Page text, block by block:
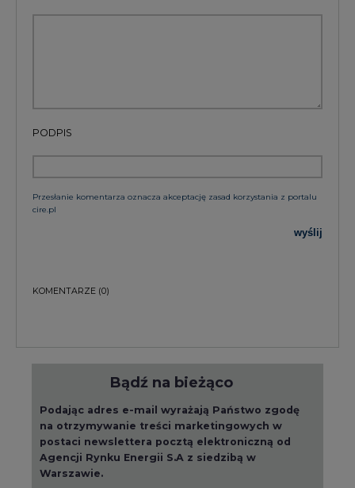
PODPIS
Przesłanie komentarza oznacza akceptację zasad korzystania z portalu
cire.pl
wyślij
KOMENTARZE (0)
Bądź na bieżąco
Podając adres e-mail wyrażają Państwo zgodę
na otrzymywanie treści marketingowych w
postaci newslettera pocztą elektroniczną od
Agencji Rynku Energii S.A z siedzibą w
Warszawie.